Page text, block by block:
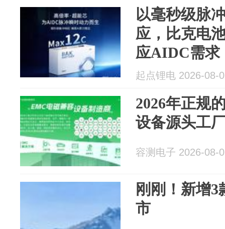
以毫秒级脉
应，比克电
应AIDC需求
起点锂电 2026-08-
2026年正规
设备源头工
容测电子 2026-08-
刚刚！新增
市